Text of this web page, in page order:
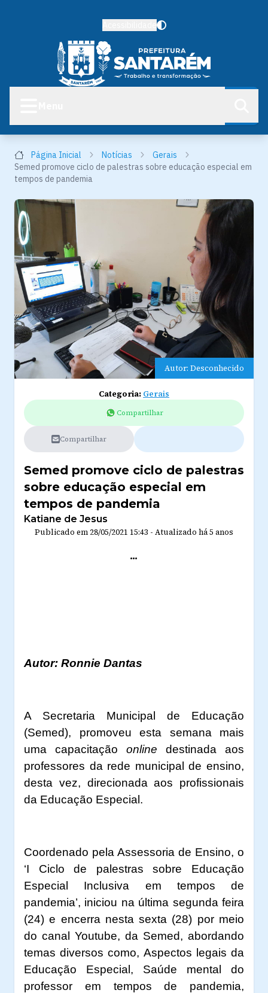
Página Inicial Notícias
Gerais
Semed promove ciclo de palestras sobre educação especial em
tempos de pandemia
Autor: Desconhecido
Categoria: Gerais
Compartilhar
Compartilhar
Semed promove ciclo de palestras
sobre educação especial em
tempos de pandemia
Katiane de Jesus
Publicado em 28/05/2021 15:43 - Atualizado há 5 anos
...
Autor: Ronnie Dantas
A Secretaria Municipal de Educação
(Semed), promoveu esta semana mais
uma capacitação online destinada aos
professores da rede municipal de ensino,
desta vez, direcionada aos profissionais
da Educação Especial.
Coordenado pela Assessoria de Ensino, o
‘I Ciclo de palestras sobre Educação
Especial Inclusiva em tempos de
pandemia’, iniciou na última segunda feira
(24) e encerra nesta sexta (28) por meio
do canal Youtube, da Semed, abordando
temas diversos como, Aspectos legais da
Educação Especial, Saúde mental do
professor em tempos de pandemia,